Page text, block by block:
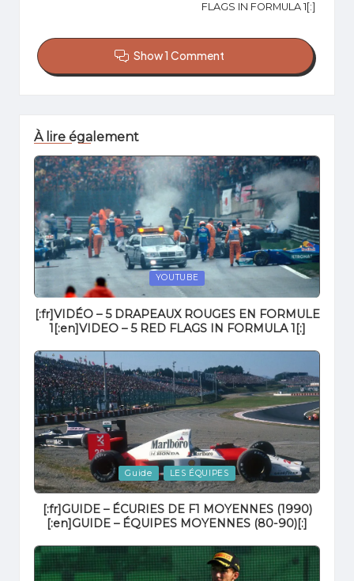
FLAGS IN FORMULA 1[:]
Show 1 Comment
À lire également
in
YOUTUBE
[:fr]VIDÉO – 5 DRAPEAUX ROUGES EN FORMULE
1[:en]VIDEO – 5 RED FLAGS IN FORMULA 1[:]
Posted
in
Guide LES ÉQUIPES
[:fr]GUIDE – ÉCURIES DE F1 MOYENNES (1990)
[:en]GUIDE – ÉQUIPES MOYENNES (80-90)[:]